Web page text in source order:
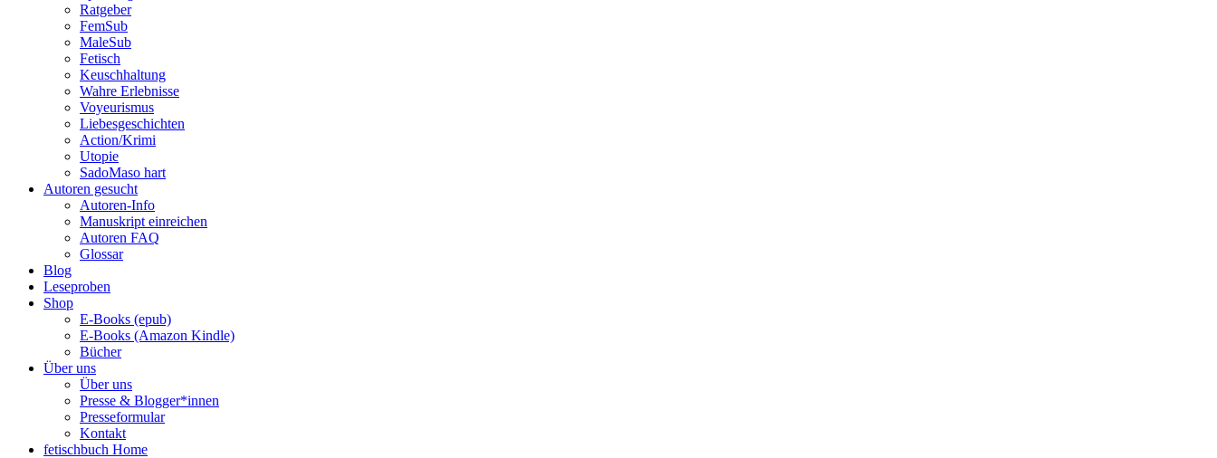
Ratgeber
FemSub
MaleSub
Fetisch
Keuschhaltung
Wahre Erlebnisse
Voyeurismus
Liebesgeschichten
Action/Krimi
Utopie
SadoMaso hart
Autoren gesucht
Autoren-Info
Manuskript einreichen
Autoren FAQ
Glossar
Blog
Leseproben
Shop
E-Books (epub)
E-Books (Amazon Kindle)
Bücher
Über uns
Über uns
Presse & Blogger*innen
Presseformular
Kontakt
fetischbuch Home